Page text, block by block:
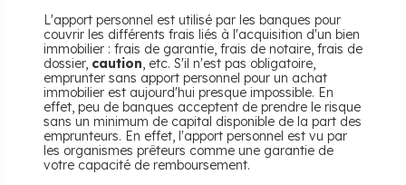
L'apport personnel est utilisé par les banques pour
couvrir les différents frais liés à l'acquisition d'un bien
immobilier : frais de garantie, frais de notaire, frais de
dossier, caution, etc. S'il n'est pas obligatoire,
emprunter sans apport personnel pour un achat
immobilier est aujourd'hui presque impossible. En
effet, peu de banques acceptent de prendre le risque
sans un minimum de capital disponible de la part des
emprunteurs. En effet, l'apport personnel est vu par
les organismes prêteurs comme une garantie de
votre capacité de remboursement.